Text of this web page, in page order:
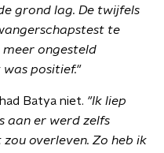
grond lag. De twijfels
te
meer ongesteld
was positief."
Batya niet. "Ik liep
aan er werd zelfs
overleven. Zo heb ik